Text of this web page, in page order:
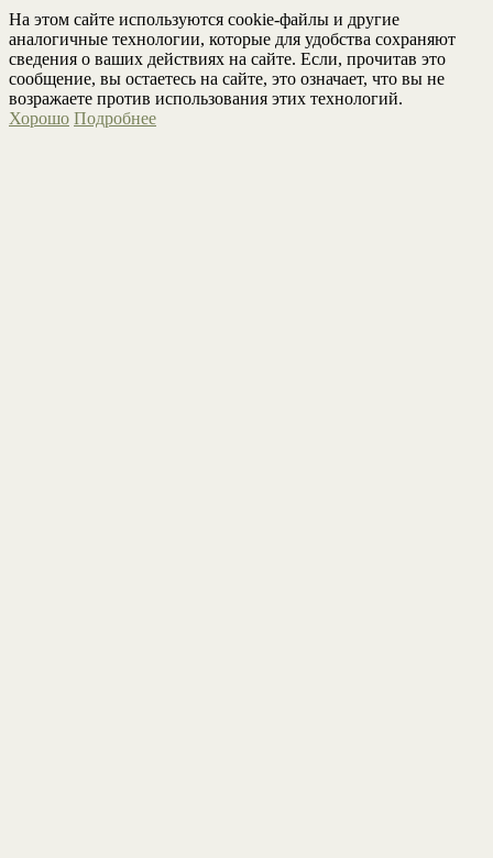
На этом сайте используются cookie-файлы и другие
аналогичные технологии, которые для удобства сохраняют
сведения о ваших действиях на сайте. Если, прочитав это
сообщение, вы остаетесь на сайте, это означает, что вы не
возражаете против использования этих технологий.
Хорошо Подробнее